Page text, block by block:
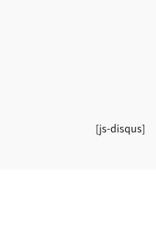
[js-disqus]